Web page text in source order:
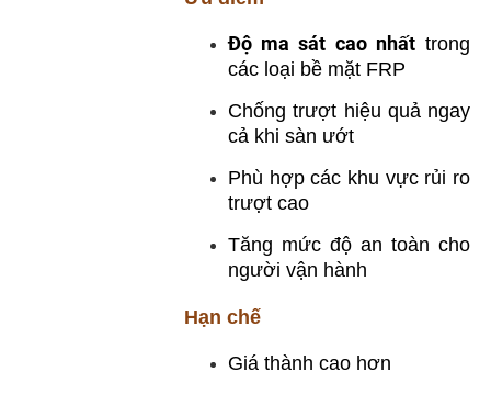
Độ ma sát cao nhấttrong
các loại bề mặt FRP
Chống trượt hiệu quả ngay
cả khi sàn ướt
Phù hợp các khu vực rủi ro
trượt cao
Tăng mức độ an toàn cho
người vận hành
Hạn chế
Giá thành cao hơn